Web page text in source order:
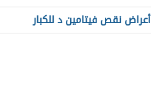
أعراض نقص فيتامين د للكبار